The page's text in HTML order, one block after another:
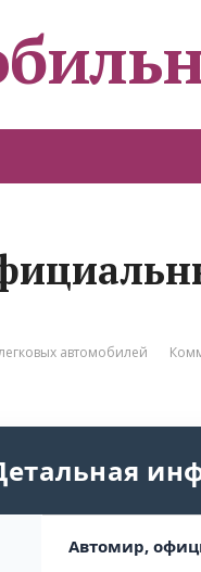
автомобилей
Автомир,